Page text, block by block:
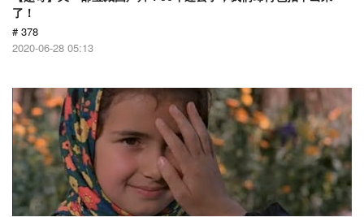
了！
# 378
2020-06-28 05:13